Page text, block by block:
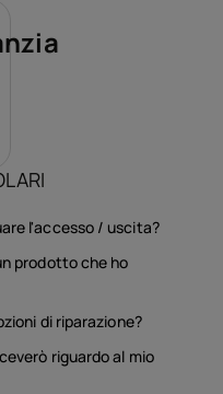
l'accesso / uscita?
prodotto che ho
di riparazione?
riguardo al mio